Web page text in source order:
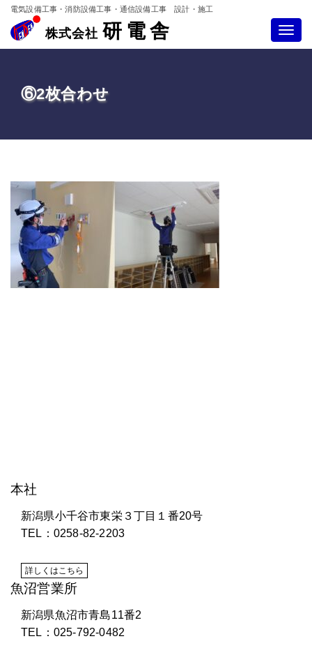
Toggle
株式会社 研電舎
電気設備工事・消防設備工事・通信設備工事 設計・施工
⑥2枚合わせ
本社
新潟県小千谷市東栄３丁目１番20号
TEL：0258-82-2203
詳しくはこちら
魚沼営業所
新潟県魚沼市青島11番2
TEL：025-792-0482